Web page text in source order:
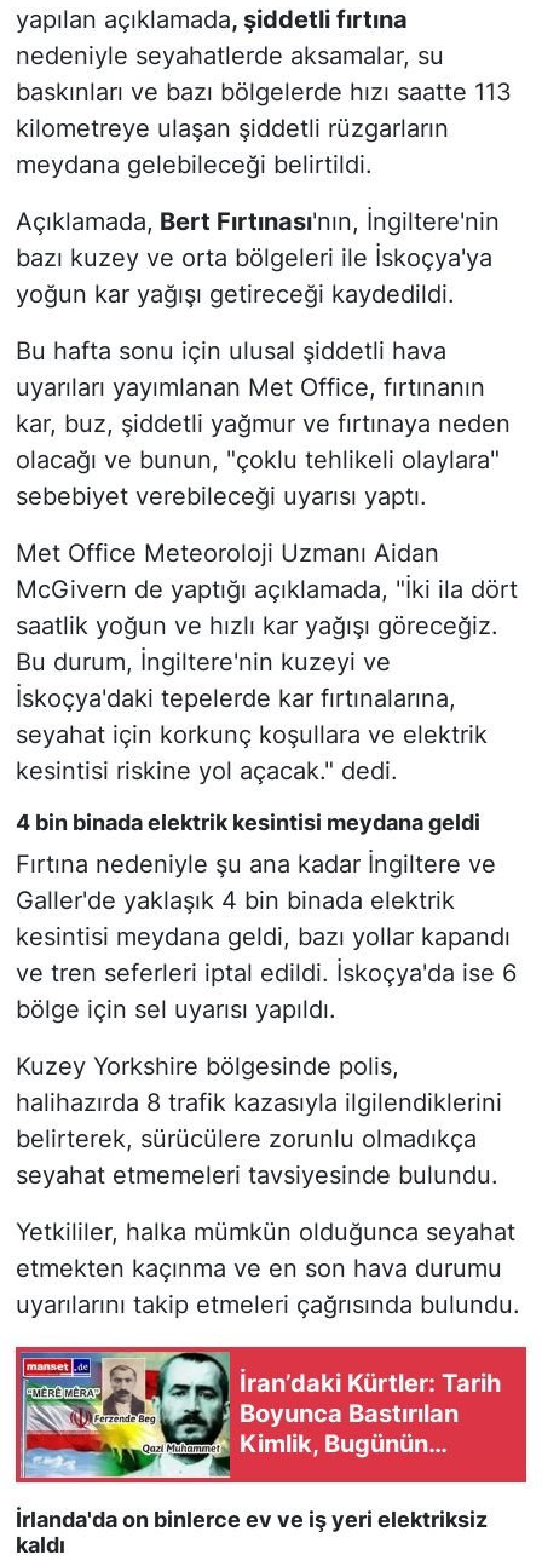
yapılan açıklamada, şiddetli fırtına
nedeniyle seyahatlerde aksamalar, su
baskınları ve bazı bölgelerde hızı saatte 113
kilometreye ulaşan şiddetli rüzgarların
meydana gelebileceği belirtildi.
Açıklamada, Bert Fırtınası'nın, İngiltere'nin
bazı kuzey ve orta bölgeleri ile İskoçya'ya
yoğun kar yağışı getireceği kaydedildi.
Bu hafta sonu için ulusal şiddetli hava
uyarıları yayımlanan Met Office, fırtınanın
kar, buz, şiddetli yağmur ve fırtınaya neden
olacağı ve bunun, "çoklu tehlikeli olaylara"
sebebiyet verebileceği uyarısı yaptı.
Met Office Meteoroloji Uzmanı Aidan
McGivern de yaptığı açıklamada, "İki ila dört
saatlik yoğun ve hızlı kar yağışı göreceğiz.
Bu durum, İngiltere'nin kuzeyi ve
İskoçya'daki tepelerde kar fırtınalarına,
seyahat için korkunç koşullara ve elektrik
kesintisi riskine yol açacak." dedi.
4 bin binada elektrik kesintisi meydana geldi
Fırtına nedeniyle şu ana kadar İngiltere ve
Galler'de yaklaşık 4 bin binada elektrik
kesintisi meydana geldi, bazı yollar kapandı
ve tren seferleri iptal edildi. İskoçya'da ise 6
bölge için sel uyarısı yapıldı.
Kuzey Yorkshire bölgesinde polis,
halihazırda 8 trafik kazasıyla ilgilendiklerini
belirterek, sürücülere zorunlu olmadıkça
seyahat etmemeleri tavsiyesinde bulundu.
Yetkililer, halka mümkün olduğunca seyahat
etmekten kaçınma ve en son hava durumu
uyarılarını takip etmeleri çağrısında bulundu.
İran’daki Kürtler: Tarih
Boyunca Bastırılan
Kimlik, Bugünün
İrlanda'da on binlerce ev ve iş yeri elektriksiz
kaldı